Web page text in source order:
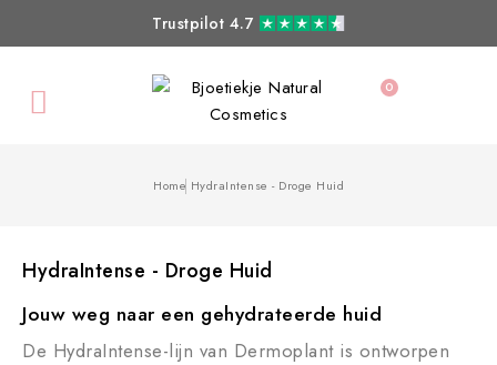
Trustpilot 4.7
 0
Home HydraIntense - Droge Huid
HydraIntense - Droge Huid
Jouw weg naar een gehydrateerde huid
De HydraIntense-lijn van Dermoplant is ontworpen